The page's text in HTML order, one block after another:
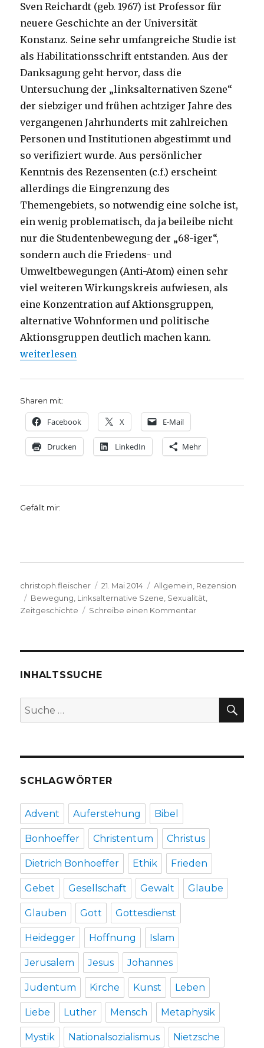
Sven Reichardt (geb. 1967) ist Professor für
neuere Geschichte an der Universität
Konstanz. Seine sehr umfangreiche Studie ist
als Habilitationsschrift entstanden. Aus der
Danksagung geht hervor, dass die
Untersuchung der „linksalternativen Szene“
der siebziger und frühen achtziger Jahre des
vergangenen Jahrhunderts mit zahlreichen
Personen und Institutionen abgestimmt und
so verifiziert wurde. Aus persönlicher
Kenntnis des Rezensenten (c.f.) erscheint
allerdings die Eingrenzung des
Themengebiets, so notwendig eine solche ist,
ein wenig problematisch, da ja beileibe nicht
nur die Studentenbewegung der „68-iger“,
sondern auch die Friedens- und
Umweltbewegungen (Anti-Atom) einen sehr
viel weiteren Wirkungskreis aufwiesen, als
eine Konzentration auf Aktionsgruppen,
alternative Wohnformen und politische
Aktionsgruppen deutlich machen kann.
„Historische Konstruktion einer alternativen
weiterlesen
Sharen mit:
Facebook X E-Mail
Drucken LinkedIn Mehr
Gefällt mir:
Autor
christoph.fleischer
Veröffentlicht
am
21. Mai 2014 Kategorien
Allgemein Rezension
Schlagwörter
Bewegung Linksalternative Szene Sexualität
Zeitgeschichte
Schreibe einen Kommentarzu
der
öffentlichen
Meinung,
Christoph
INHALTSSUCHE
Suche
nach:
SCHLAGWÖRTER
Advent Auferstehung Bibel
Bonhoeffer Christentum Christus
Dietrich Bonhoeffer Ethik Frieden
Gebet Gesellschaft Gewalt Glaube
Glauben Gott Gottesdienst
Heidegger Hoffnung Islam
Jerusalem Jesus Johannes
Judentum Kirche Kunst Leben
Liebe Luther Mensch Metaphysik
Mystik Nationalsozialismus Nietzsche